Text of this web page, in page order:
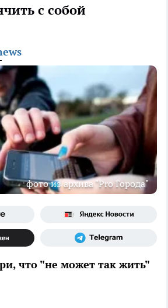
с собой
фото из архива "Pro Города"
что "не может так жить"